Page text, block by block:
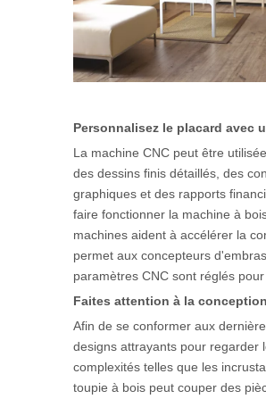
Personnalisez le placard avec
La machine CNC peut être
des dessins finis détaillés, des
graphiques et des rapports
faire fonctionner la machine à
machines aident à accélérer la
permet aux concepteurs
paramètres CNC sont réglés
Faites attention à la
Afin de se conformer aux
designs attrayants pour regarder
complexités telles que les
toupie à bois peut couper des